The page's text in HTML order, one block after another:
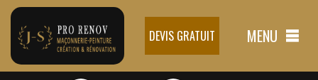
DEVIS GRATUIT MENU